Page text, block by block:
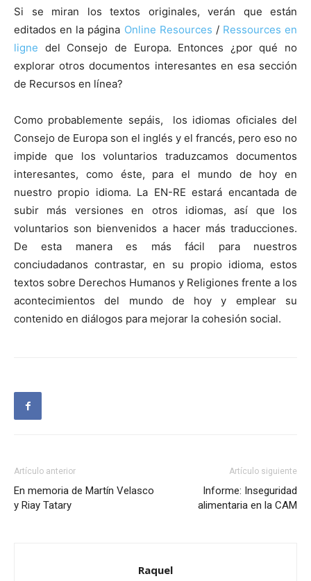
Si se miran los textos originales, verán que están
editados en la página Online Resources / Ressources en
ligne del Consejo de Europa. Entonces ¿por qué no
explorar otros documentos interesantes en esa sección
de Recursos en línea?
Como probablemente sepáis, los idiomas oficiales del
Consejo de Europa son el inglés y el francés, pero eso no
impide que los voluntarios traduzcamos documentos
interesantes, como éste, para el mundo de hoy en
nuestro propio idioma. La EN-RE estará encantada de
subir más versiones en otros idiomas, así que los
voluntarios son bienvenidos a hacer más traducciones.
De esta manera es más fácil para nuestros
conciudadanos contrastar, en su propio idioma, estos
textos sobre Derechos Humanos y Religiones frente a los
acontecimientos del mundo de hoy y emplear su
contenido en diálogos para mejorar la cohesión social.
Artículo anterior
En memoria de Martín Velasco
y Riay Tatary
Artículo siguiente
Informe: Inseguridad
alimentaria en la CAM
Raquel